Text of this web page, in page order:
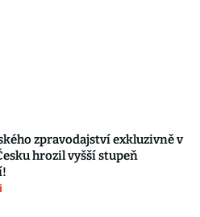
zpravodajství exkluzivně v
hrozil vyšší stupeň